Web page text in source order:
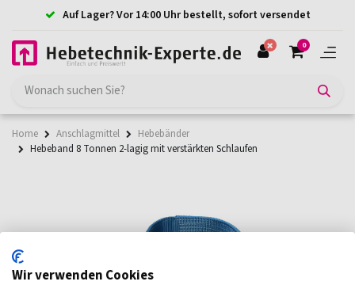
Auf Lager? Vor 14:00 Uhr bestellt, sofort versendet
0
Home Anschlagmittel
Hebebänder
Hebeband 8 Tonnen 2-lagig mit verstärkten Schlaufen
Wir verwenden Cookies